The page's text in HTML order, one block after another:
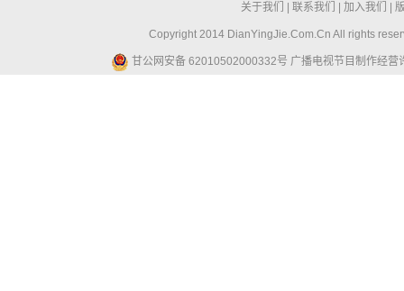
关于我们 联系我们 加入我们
Copyright 2014 DianYingJie.Com.Cn All rights
甘公网安备 62010502000332号 广播电视节目制作经